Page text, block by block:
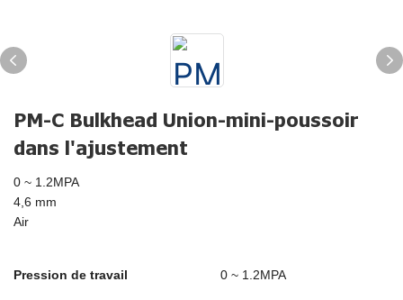
PM-C Bulkhead Union-mini-poussoir
dans l'ajustement
0 ~ 1.2MPA
4,6 mm
Air
Pression de travail 0 ~ 1.2MPA